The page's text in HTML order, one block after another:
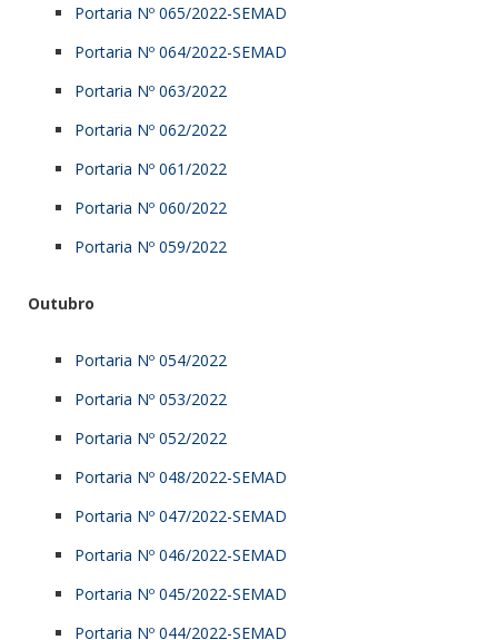
Portaria Nº 065/2022-SEMAD
Portaria Nº 064/2022-SEMAD
Portaria Nº 063/2022
Portaria Nº 062/2022
Portaria Nº 061/2022
Portaria Nº 060/2022
Portaria Nº 059/2022
Outubro
Portaria Nº 054/2022
Portaria Nº 053/2022
Portaria Nº 052/2022
Portaria Nº 048/2022-SEMAD
Portaria Nº 047/2022-SEMAD
Portaria Nº 046/2022-SEMAD
Portaria Nº 045/2022-SEMAD
Portaria Nº 044/2022-SEMAD